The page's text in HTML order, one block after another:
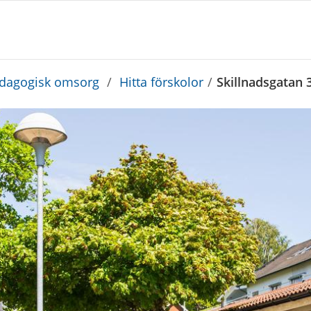
omsorg / Hitta förskolor / Skillnadsgatan